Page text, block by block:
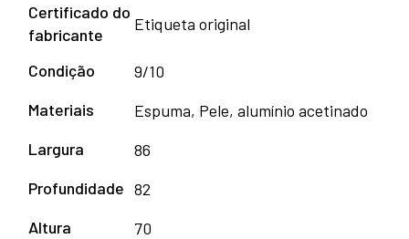
Certificado do
fabricante
Etiqueta original
Condição
9/10
Materiais
Espuma, Pele, alumínio acetinado
Largura
86
Profundidade 82
Altura
70